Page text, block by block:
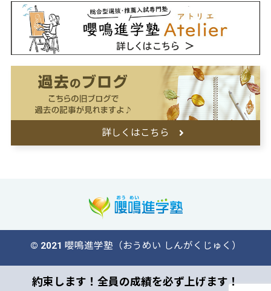
詳しくはこちら
© 2021 嚶鳴進学塾（おうめい しんがくじゅく）
約束します！全員の成績を必ず上げます！